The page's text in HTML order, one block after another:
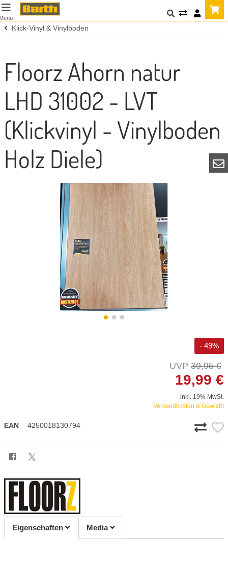
Klick-Vinyl & Vinylboden
Floorz Ahorn natur
LHD 31002 - LVT
(Klickvinyl - Vinylboden
Holz Diele)
- 49%
39,95 €
19,99 €
inkl. 19% MwSt.
Versandkosten & Gewicht
EAN 4250018130794
Eigenschaften Media